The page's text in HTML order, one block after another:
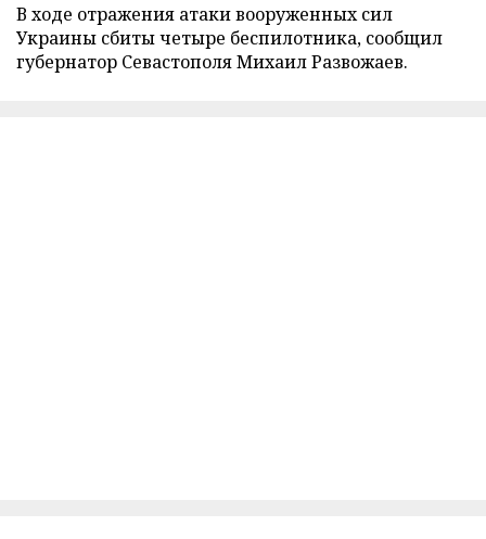
В ходе отражения атаки вооруженных сил
Украины сбиты четыре беспилотника, сообщил
губернатор Севастополя Михаил Развожаев.